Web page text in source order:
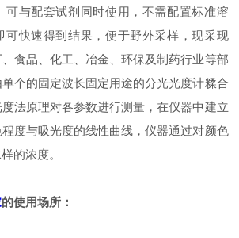
可与配套试剂同时使用，不需配置标准溶
可快速得到结果，便于野外采样，现采现
食品、化工、冶金、环保及制药行业等部
个的固定波长固定用途的分光光度计糅合
法原理对各参数进行测量，在仪器中建立
度与吸光度的线性曲线，仪器通过对颜色
的浓度。
的使用场所：